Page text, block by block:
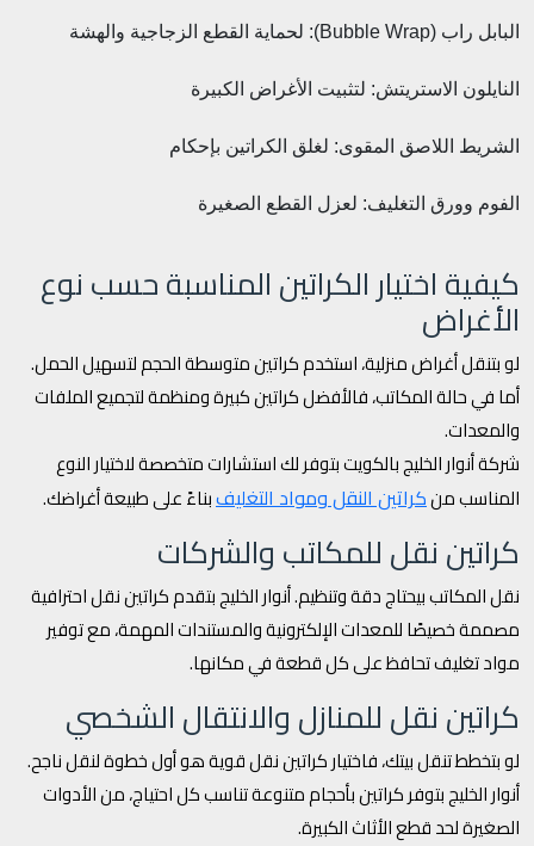
البابل راب (Bubble Wrap): لحماية القطع الزجاجية والهشة
النايلون الاستريتش: لتثبيت الأغراض الكبيرة
الشريط اللاصق المقوى: لغلق الكراتين بإحكام
الفوم وورق التغليف: لعزل القطع الصغيرة
كيفية اختيار الكراتين المناسبة حسب نوع
الأغراض
لو بتنقل أغراض منزلية، استخدم كراتين متوسطة الحجم لتسهيل الحمل.
أما في حالة المكاتب، فالأفضل كراتين كبيرة ومنظمة لتجميع الملفات
والمعدات.
شركة أنوار الخليج بالكويت بتوفر لك استشارات متخصصة لاختيار النوع
المناسب منكراتين النقل ومواد التغليفبناءً على طبيعة أغراضك.
كراتين نقل للمكاتب والشركات
نقل المكاتب بيحتاج دقة وتنظيم. أنوار الخليج بتقدم كراتين نقل احترافية
مصممة خصيصًا للمعدات الإلكترونية والمستندات المهمة، مع توفير
مواد تغليف تحافظ على كل قطعة في مكانها.
كراتين نقل للمنازل والانتقال الشخصي
لو بتخطط تنقل بيتك، فاختيار كراتين نقل قوية هو أول خطوة لنقل ناجح.
أنوار الخليج بتوفر كراتين بأحجام متنوعة تناسب كل احتياج، من الأدوات
الصغيرة لحد قطع الأثاث الكبيرة.